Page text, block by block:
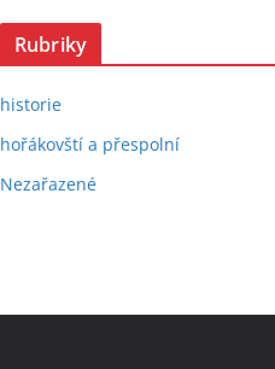
Rubriky
historie
hořákovští a přespolní
Nezařazené